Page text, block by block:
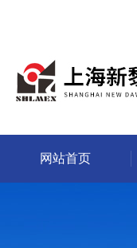
网站首页